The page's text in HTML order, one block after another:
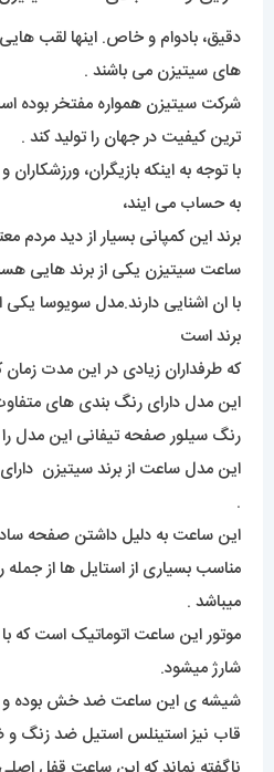
دقیق، بادوام و خاص. اینها لقب
های سیتیزن می باشند .
شرکت سیتیزن همواره مفتخر بوده
ترین کیفیت در جهان را تولید کند .
با توجه به اینکه بازیگران،
به حساب می ایند،
برند این کمپانی بسیار از دید مردم
ساعت سیتیزن یکی از برند هایی
با ان اشنایی دارند.مدل سویوسا
برند است
که طرفداران زیادی در این مدت
این مدل دارای رنگ بندی های
رنگ سیلور صفحه تیفانی این مدل
این مدل ساعت از برند سیتیزن
.
این ساعت به دلیل داشتن صفحه
مناسب بسیاری از استایل ها از
میباشد .
موتور این ساعت اتوماتیک است
شارژ میشود.
شیشه ی این ساعت ضد خش بوده و
قاب نیز استینلس استیل ضد زنگ